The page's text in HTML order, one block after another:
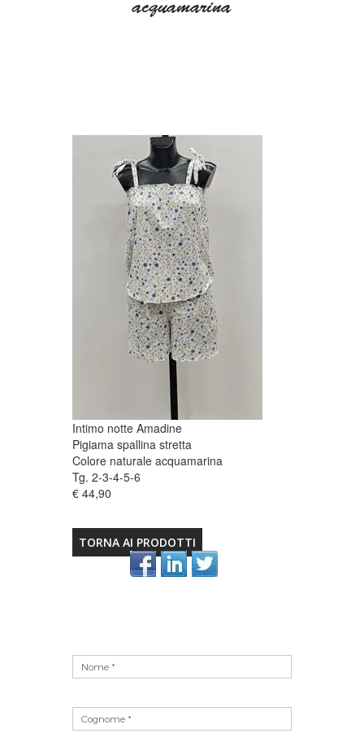
acquamarina
Intimo notte Amadine
Pigiama spallina stretta
Colore naturale acquamarina
Tg. 2-3-4-5-6
€ 44,90
TORNA AI PRODOTTI